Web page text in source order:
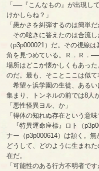
「──『こんなもの』が出現し
けかしらね？」
「愚かさを糾弾するのは簡単
その呟きに答えたのは合流し
（p3p000021）だ。その視線
角を見つめている。Ｒ．Ｒ．
場所はどこか懐かしくもあっ
のだ。最も、そことここは似て
希望ヶ浜学園の生徒、あるい
集まり、トンネルの前では8人
「悪性怪異ヨル、か」
「得体の知れぬ存在という意
『特異運命座標』ロト（
ナー（p3p000614）は頷く。
どうして、どのように生まれ
在だ。
「可能性のある行方不明者で